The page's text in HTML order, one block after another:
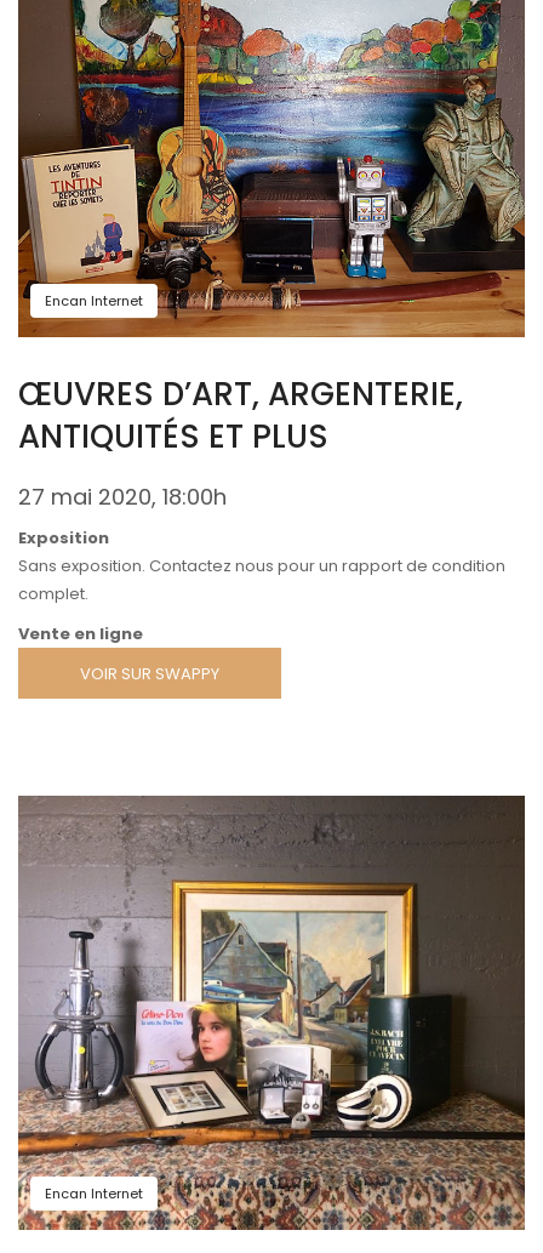
Encan Internet
ŒUVRES D’ART, ARGENTERIE,
ANTIQUITÉS ET PLUS
27 mai 2020, 18:00h
Exposition
Sans exposition. Contactez nous pour un rapport de condition
complet.
Vente en ligne
VOIR SUR SWAPPY
Encan Internet